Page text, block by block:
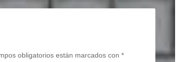
obligatorios están marcados con *